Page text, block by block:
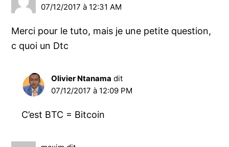
07/12/2017 à 12:31 AM
Merci pour le tuto, mais je une petite question,
c quoi un Dtc
Olivier Ntanama dit
07/12/2017 à 12:09 PM
C’est BTC = Bitcoin